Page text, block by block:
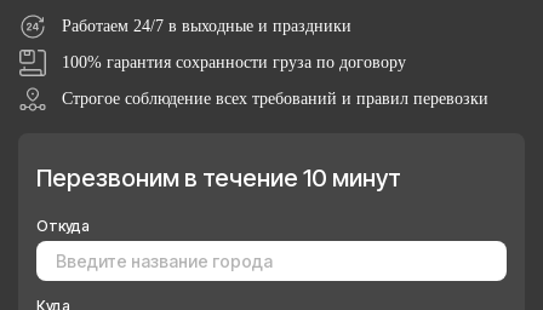
Работаем 24/7 в выходные и праздники
100% гарантия сохранности груза по договору
Строгое соблюдение всех требований и правил перевозки
Перезвоним в течение 10 минут
Откуда
Куда